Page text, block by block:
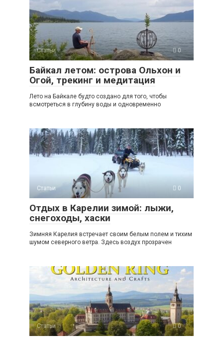
Статьи 0
Байкал летом: острова Ольхон и
Огой, трекинг и медитация
Лето на Байкале будто создано для того, чтобы
всмотреться в глубину воды и одновременно
Статьи 0
Отдых в Карелии зимой: лыжи,
снегоходы, хаски
Зимняя Карелия встречает своим белым полем и тихим
шумом северного ветра. Здесь воздух прозрачен
Статьи 0